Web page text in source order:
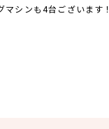
マシンも4台ございます！